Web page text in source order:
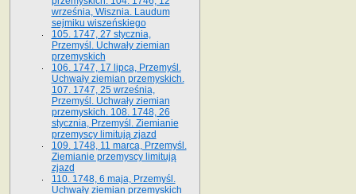
września, Wisznia. Laudum
sejmiku wiszeńskiego
105. 1747, 27 stycznia,
Przemyśl. Uchwały ziemian
przemyskich
106. 1747, 17 lipca, Przemyśl.
Uchwały ziemian przemyskich.
107. 1747, 25 września,
Przemyśl. Uchwały ziemian
przemyskich. 108. 1748, 26
stycznia, Przemyśl. Ziemianie
przemyscy limitują zjazd
109. 1748, 11 marca, Przemyśl.
Ziemianie przemyscy limitują
zjazd
110. 1748, 6 maja, Przemyśl.
Uchwały ziemian przemyskich